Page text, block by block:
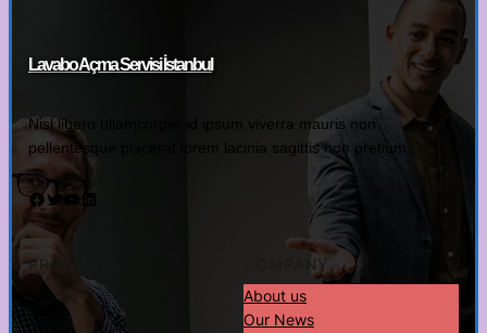
Lavabo Açma Servisi İstanbul
Nisl libero ullamcorper id ipsum viverra mauris non
pellentesque placerat lorem lacinia sagittis non pretium.
Facebook Twitter YouTube LinkedIn
PRODUCTS
COMPANY
About us
Our News